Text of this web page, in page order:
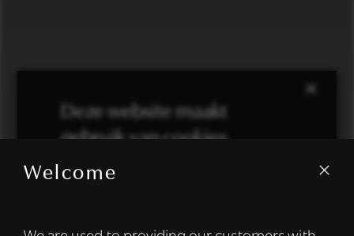
Welcome
×
Deze website maakt
gebruik van cookies.
We gebruiken cookies om inhoud en